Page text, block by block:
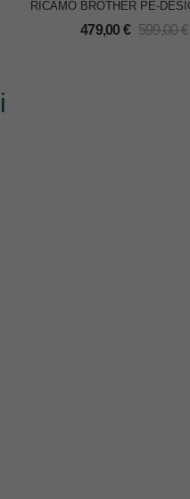
RICAMO BROTHER PE-
479,00 € 599,00€